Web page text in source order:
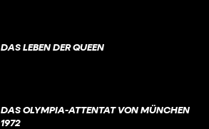
DAS LEBEN DER QUEEN
DAS OLYMPIA-ATTENTAT VON MÜNCHEN
1972